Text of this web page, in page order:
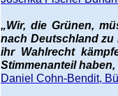
„Wir, die Grünen,
nach Deutschland zu
ihr Wahlrecht
Stimmenanteil
Daniel Cohn-Bendit,